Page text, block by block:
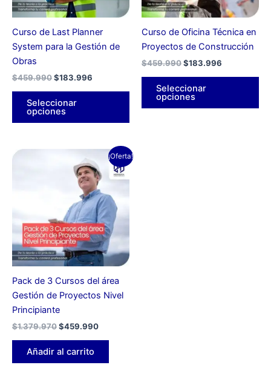
Curso de Last Planner
System para la Gestión de
Obras
$459.990$183.996
Seleccionar
opciones
se
elegir
producto
Curso de Oficina Técnica en
Proyectos de Construcción
$459.990$183.996
Seleccionar
opciones
se
¡Oferta!
Pack de 3 Cursos del área
Gestión de Proyectos Nivel
Principiante
$1.379.970
precio
original
$1.379.970.
$459.990
precio
actual
es:
$459.990.
Añadir al carrito